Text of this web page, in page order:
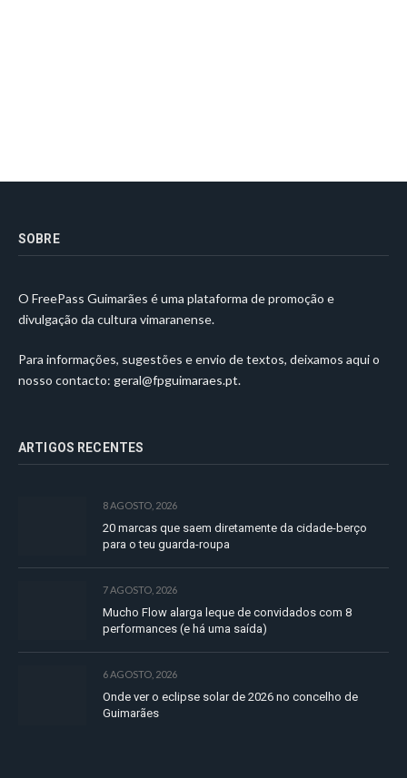
SOBRE
O FreePass Guimarães é uma plataforma de promoção e
divulgação da cultura vimaranense.
Para informações, sugestões e envio de textos, deixamos aqui o
nosso contacto: geral@fpguimaraes.pt.
ARTIGOS RECENTES
8 AGOSTO, 2026
20 marcas que saem diretamente da cidade-berço
para o teu guarda-roupa
7 AGOSTO, 2026
Mucho Flow alarga leque de convidados com 8
performances (e há uma saída)
6 AGOSTO, 2026
Onde ver o eclipse solar de 2026 no concelho de
Guimarães